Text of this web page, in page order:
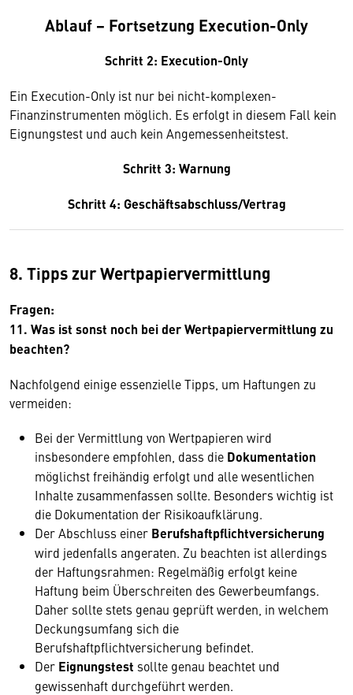
Ablauf − Fortsetzung Execution-Only
Schritt 2: Execution-Only
Ein Execution-Only ist nur bei nicht-komplexen-
Finanzinstrumenten möglich. Es erfolgt in diesem Fall kein
Eignungstest und auch kein Angemessenheitstest.
Schritt 3: Warnung
Schritt 4: Geschäftsabschluss/Vertrag
8. Tipps zur Wertpapiervermittlung
Fragen:
11. Was ist sonst noch bei der Wertpapiervermittlung zu
beachten?
Nachfolgend einige essenzielle Tipps, um Haftungen zu
vermeiden:
Bei der Vermittlung von Wertpapieren wird
insbesondere empfohlen, dass die Dokumentation
möglichst freihändig erfolgt und alle wesentlichen
Inhalte zusammenfassen sollte. Besonders wichtig ist
die Dokumentation der Risikoaufklärung.
Der Abschluss einer Berufshaftpflichtversicherung
wird jedenfalls angeraten. Zu beachten ist allerdings
der Haftungsrahmen: Regelmäßig erfolgt keine
Haftung beim Überschreiten des Gewerbeumfangs.
Daher sollte stets genau geprüft werden, in welchem
Deckungsumfang sich die
Berufshaftpflichtversicherung befindet.
Der Eignungstest sollte genau beachtet und
gewissenhaft durchgeführt werden.